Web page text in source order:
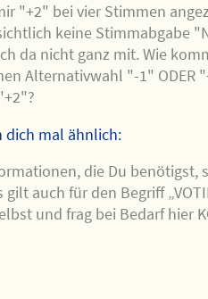
"+2" bei vier Stimmen
keine Stimmabgabe
da nicht ganz mit. Wie
Alternativwahl "-1" ODER
dich mal ähnlich:
die Du benötigst,
gilt auch für den Begriff
und frag bei Bedarf hier